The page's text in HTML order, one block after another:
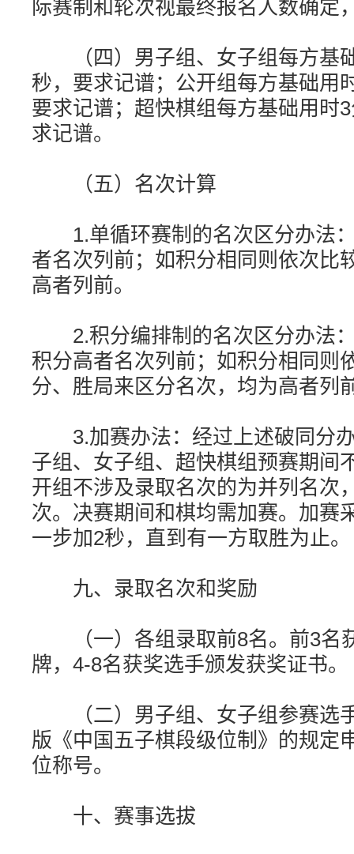
际赛制和轮次视最终报名人数确定
（四）男子组、女子组每方基
秒，要求记谱；公开组每方基础用
要求记谱；超快棋组每方基础用时
求记谱。
（五）名次计算
1.单循环赛制的名次区分办法：
者名次列前；如积分相同则依次比
高者列前。
2.积分编排制的名次区分办法：
积分高者名次列前；如积分相同则
分、胜局来区分名次，均为高者列
3.加赛办法：经过上述破同分办
子组、女子组、超快棋组预赛期间
开组不涉及录取名次的为并列名次
次。决赛期间和棋均需加赛。加赛
一步加2秒，直到有一方取胜为止。
九、录取名次和奖励
（一）各组录取前8名。前3名
牌，4-8名获奖选手颁发获奖证书。
（二）男子组、女子组参赛选
版《中国五子棋段级位制》的规定
位称号。
十、赛事选拔